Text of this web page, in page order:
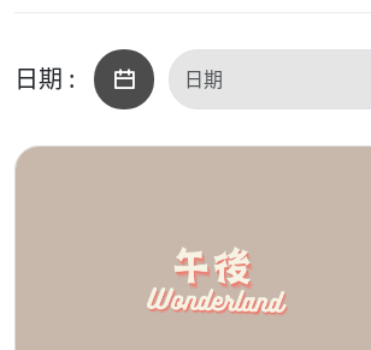
日期 :